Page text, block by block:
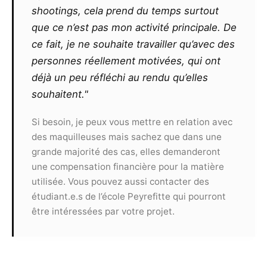
quelconque commissionnement sur un contrat
remporté par le modèle, même s’il l’est grâce
aux seules photos qu’il aura réalisées ou
retouchées. De même, il ne pourra exiger aucun
partage des éventuels gains ou prix remportés
par le modèle suite à la présentation de clichés
Toute utilisation commerciale des
photographies devra faire l’objet d’un nouveau
contrat et ne pourra pas s’effectuer sans
l’accord des deux parties.
Article 9
Le présent contrat est valable, sans limite de
shootings, cela prend du temps surtout
que ce n’est pas mon activité principale. De
ce fait, je ne souhaite travailler qu’avec des
personnes réellement motivées, qui ont
déjà un peu réfléchi au rendu qu’elles
souhaitent."
Si besoin, je peux vous mettre en relation avec
des maquilleuses mais sachez que dans une
grande majorité des cas, elles demanderont
une compensation financière pour la matière
utilisée. Vous pouvez aussi contacter des
étudiant.e.s de l’école Peyrefitte qui pourront
être intéressées par votre projet.